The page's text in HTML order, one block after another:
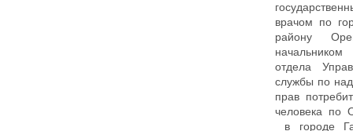
врачом по
району
отдела
службы по
прав
человека по
в городе